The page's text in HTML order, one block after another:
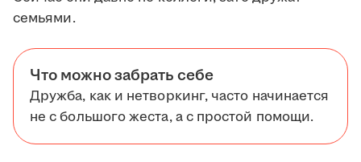
семьями.
Что можно забрать себе
Дружба, как и нетворкинг, часто начинается
не с большого жеста, а с простой помощи.